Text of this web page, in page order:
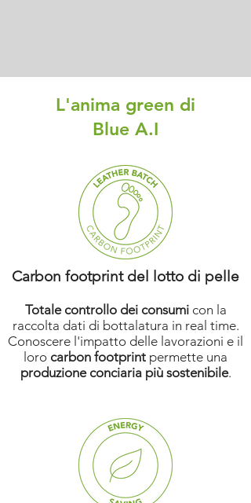
L'anima green di
Blue A.I
Carbon footprint del lotto di pelle
Totale controllo dei consumicon la
raccolta dati di bottalatura in real time.
Conoscere l'impatto delle lavorazioni e il
loro carbon footprint permette una
produzione conciaria più sostenibile.